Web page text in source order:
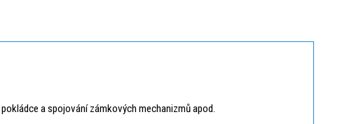
a spojování zámkových mechanizmů apod.